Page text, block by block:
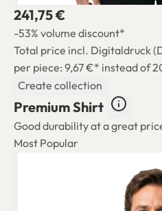
241,75 €
-53% volume discount*
Total price incl. Digitaldruck
per piece: 9,67 €* instead of
Create collection
Premium Shirt
Good durability at a great
Most Popular